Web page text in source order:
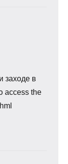
заходе в
access the